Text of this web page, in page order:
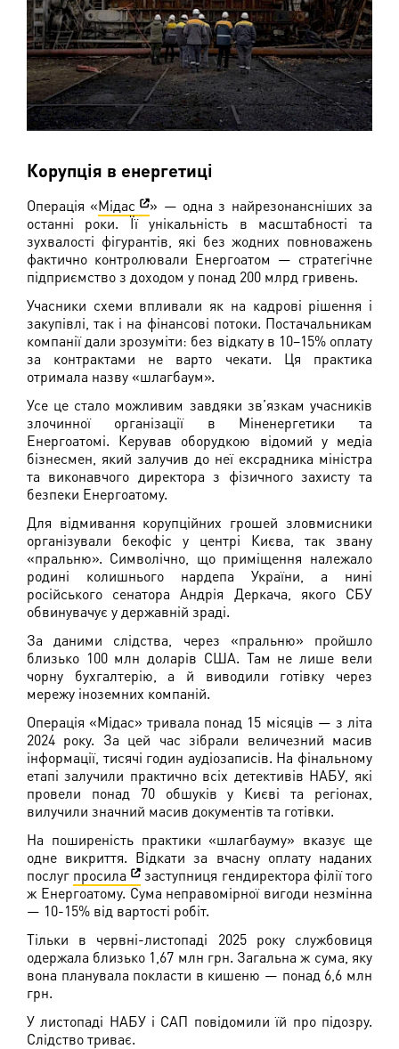
Корупція в енергетиці
Операція «Мідас
» — одна з найрезонансніших за
останні роки. Її унікальність в масштабності та
зухвалості фігурантів, які без жодних повноважень
фактично контролювали Енергоатом — стратегічне
підприємство з доходом у понад 200 млрд гривень.
Учасники схеми впливали як на кадрові рішення і
закупівлі, так і на фінансові потоки. Постачальникам
компанії дали зрозуміти: без відкату в 10–15% оплату
за контрактами не варто чекати. Ця практика
отримала назву «шлагбаум».
Усе це стало можливим завдяки зв’язкам учасників
злочинної організації в Міненергетики та
Енергоатомі. Керував оборудкою відомий у медіа
бізнесмен, який залучив до неї ексрадника міністра
та виконавчого директора з фізичного захисту та
безпеки Енергоатому.
Для відмивання корупційних грошей зловмисники
організували бекофіс у центрі Києва, так звану
«пральню». Символічно, що приміщення належало
родині колишнього нардепа України, а нині
російського сенатора Андрія Деркача, якого СБУ
обвинувачує у державній зраді.
За даними слідства, через «пральню» пройшло
близько 100 млн доларів США. Там не лише вели
чорну бухгалтерію, а й виводили готівку через
мережу іноземних компаній.
Операція «Мідас» тривала понад 15 місяців — з літа
2024 року. За цей час зібрали величезний масив
інформації, тисячі годин аудіозаписів. На фінальному
етапі залучили практично всіх детективів НАБУ, які
провели понад 70 обшуків у Києві та регіонах,
вилучили значний масив документів та готівки.
На поширеність практики «шлагбауму» вказує ще
одне викриття. Відкати за вчасну оплату наданих
послуг просила
заступниця гендиректора філії того
ж Енергоатому. Сума неправомірної вигоди незмінна
— 10-15% від вартості робіт.
Тільки в червні-листопаді 2025 року службовиця
одержала близько 1,67 млн грн. Загальна ж сума, яку
вона планувала покласти в кишеню — понад 6,6 млн
грн.
У листопаді НАБУ і САП повідомили їй про підозру.
Слідство триває.